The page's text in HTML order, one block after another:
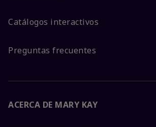
Catálogos interactivos
Preguntas frecuentes
ACERCA DE MARY KAY